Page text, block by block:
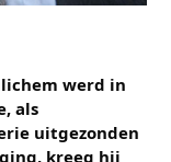
werd in
als
uitgezonden
kreeg hij